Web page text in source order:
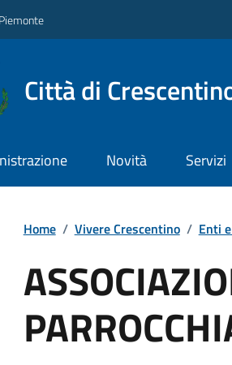
Città di
Novità Servizi
Home / Vivere Crescentino / Enti